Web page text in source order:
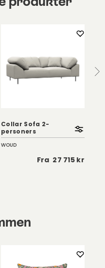
Collar Sofa 2-
personers
WOUD
Fra 27 715 kr